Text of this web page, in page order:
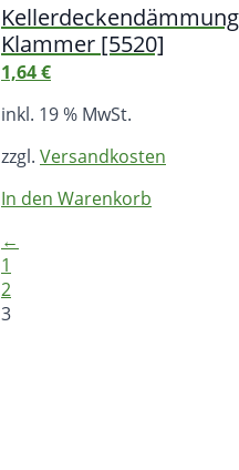
Kellerdeckendämmung
Klammer [5520]
1,64€
inkl. 19 % MwSt.
zzgl. Versandkosten
In den Warenkorb
←
1
2
3